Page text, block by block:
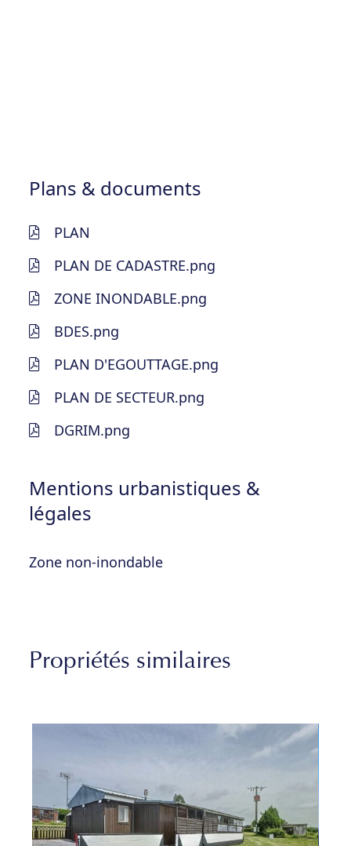
Plans & documents
PLAN
PLAN DE CADASTRE.png
ZONE INONDABLE.png
BDES.png
PLAN D'EGOUTTAGE.png
PLAN DE SECTEUR.png
DGRIM.png
Mentions urbanistiques &
légales
Zone non-inondable
Propriétés similaires